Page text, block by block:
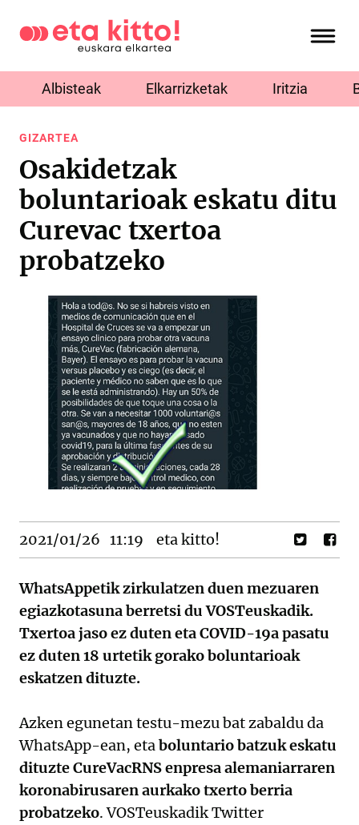
Albisteak Elkarrizketak Iritzia
GIZARTEA
Osakidetzak
boluntarioak eskatu ditu
Curevac txertoa
probatzeko
2021/01/26 11:19 eta kitto!
WhatsAppetik zirkulatzen duen mezuaren
egiazkotasuna berretsi du VOSTeuskadik.
Txertoa jaso ez duten eta COVID-19a pasatu
ez duten 18 urtetik gorako boluntarioak
eskatzen dituzte.
Azken egunetan testu-mezu bat zabaldu da
WhatsApp-ean, etaboluntario batzuk eskatu
dituzte CureVacRNS enpresa alemaniarraren
koronabirusaren aurkako txerto berria
probatzeko. VOSTeuskadik Twitter